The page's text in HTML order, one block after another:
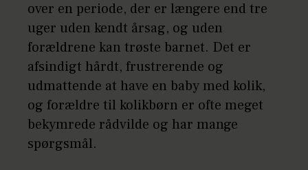
over en periode, der er længere end tre
uger uden kendt årsag, og uden
forældrene kan trøste barnet. Det er
afsindigt hårdt, frustrerende og
udmattende at have en baby med kolik,
og forældre til kolikbørn er ofte meget
bekymrede rådvilde og har mange
spørgsmål.